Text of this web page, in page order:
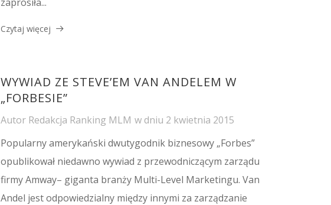
Czytaj więcej
WYWIAD ZE STEVE’EM VAN ANDELEM W
„FORBESIE”
Autor Redakcja Ranking MLM w dniu 2 kwietnia 2015
Popularny amerykański dwutygodnik biznesowy „Forbes”
opublikował niedawno wywiad z przewodniczącym zarządu
firmy Amway– giganta branży Multi-Level Marketingu. Van
Andel jest odpowiedzialny między innymi za zarządzanie